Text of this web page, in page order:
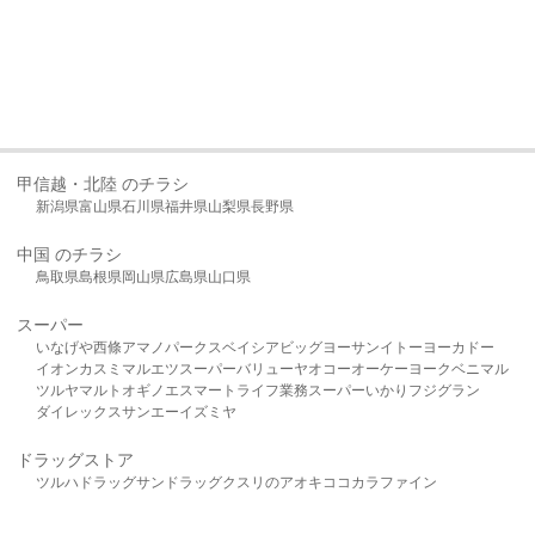
甲信越・北陸 のチラシ
新潟県富山県石川県福井県山梨県長野県
中国 のチラシ
鳥取県島根県岡山県広島県山口県
スーパー
いなげや西條アマノパークスベイシア ビッグヨーサンイトーヨーカドー
イオンカスミ マルエツスーパーバリューヤオコーオーケー ヨークベニマル
ツルヤマルト オギノ エスマート ライフ業務スーパーいかり フジグラン
ダイレックスサンエーイズミヤ
ドラッグストア
ツルハドラッグサンドラッグクスリのアオキ ココカラファイン